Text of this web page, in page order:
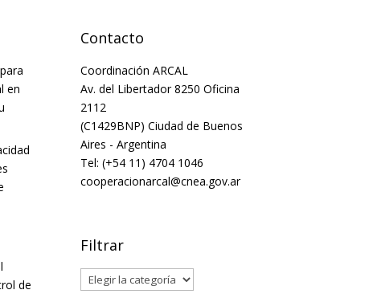
en
de
Contacto
Coordinación ARCAL
Av. del Libertador 8250 Oficina
2112
(C1429BNP) Ciudad de Buenos
Aires - Argentina
Tel: (+54 11) 4704 1046
cooperacionarcal@cnea.gov.ar
Filtrar
Filtrar